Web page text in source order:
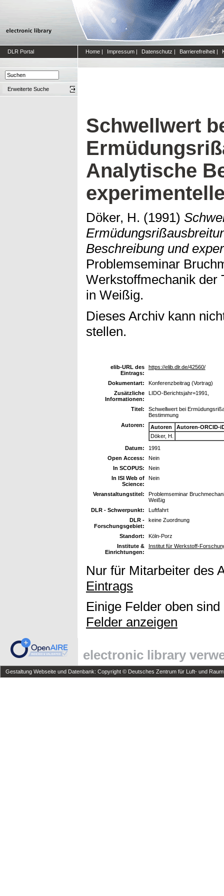
DLR Portal Home | Impressum | Datenschutz | Barrierefreiheit |
Erweiterte Suche
Schwellwert
Analytische
Döker, H. (1991)
Beschreibung und
Problemseminar
Werkstoffmechanik der
in Weißig.
Dieses Archiv kann
stellen.
elib-URL des
Eintrags:
https://elib.dlr.de/42560/
Dokumentart:
Konferenzbeitrag (Vortrag)
Zusätzliche
Informationen:
LIDO-Berichtsjahr=1991,
Titel:
Schwellwert bei
Bestimmung
Autoren:
Autoren
Autoren-ORCID-
Döker, H.
Datum:
1991
Open Access:
Nein
In SCOPUS:
Nein
In ISI Web of
Science:
Nein
Veranstaltungstitel:
Problemseminar
Weißig
DLR - Schwerpunkt:
Luftfahrt
DLR -
Forschungsgebiet:
keine Zuordnung
Standort:
Köln-Porz
Institute &
Einrichtungen:
Institut für Werkstoff-
Nur für Mitarbeiter des
Eintrags
Einige Felder oben
Felder anzeigen
electronic library
Gestaltung Webseite und Datenbank: Copyright © Deutsches Zentrum für Luft- und